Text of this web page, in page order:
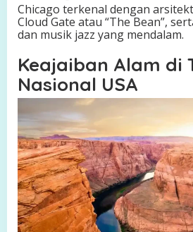
Chicago terkenal dengan
Cloud Gate atau “The Bean”,
dan musik jazz yang mendalam.
Keajaiban Alam di
Nasional USA